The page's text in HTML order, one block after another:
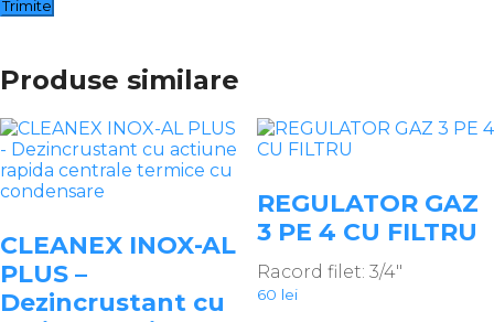
Produse similare
CLEANEX INOX-AL
PLUS –
Dezincrustant cu
REGULATOR GAZ
3 PE 4 CU FILTRU
Racord filet: 3/4″
60 lei